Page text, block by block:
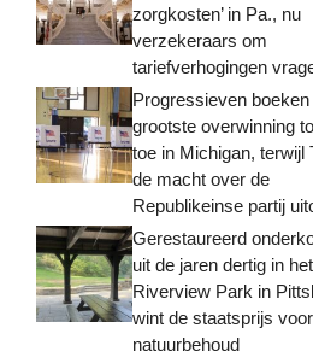
zorgkosten’ in Pa., nu
verzekeraars om
tariefverhogingen
Progressieven boeken
grootste overwinning
toe in Michigan, terwijl
de macht over de
Republikeinse partij
Gerestaureerd
uit de jaren dertig in het
Riverview Park in
wint de staatsprijs voor
natuurbehoud